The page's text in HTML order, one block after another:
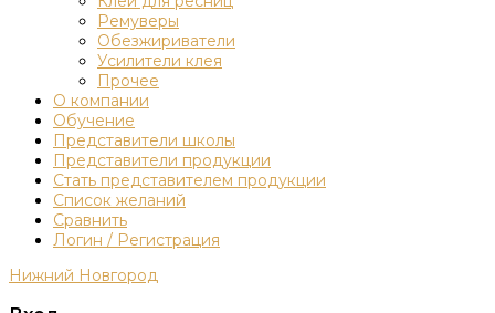
Ремуверы
Обезжириватели
Усилители клея
Прочее
О компании
Обучение
Представители школы
Представители продукции
Стать представителем продукции
Список желаний
Сравнить
Логин / Регистрация
Нижний Новгород